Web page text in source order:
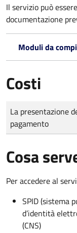
Il servizio può
documentazione
Moduli da
Costi
Tipo di pagamento
Importo
La presentazione
pagamento
Cosa
Per accedere al
SPID (sistema
d’identità
(CNS)